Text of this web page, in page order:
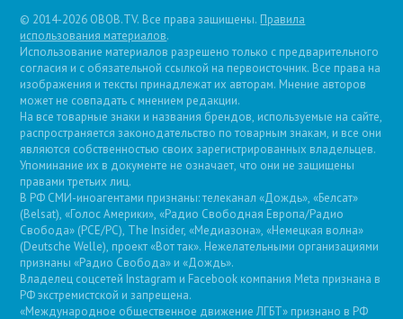
© 2014-2026 OBOB.TV. Все права защищены. Правила
использования материалов.
Использование материалов разрешено только с предварительного
согласия и с обязательной ссылкой на первоисточник. Все права на
изображения и тексты принадлежат их авторам. Мнение авторов
может не совпадать с мнением редакции.
На все товарные знаки и названия брендов, используемые на сайте,
распространяется законодательство по товарным знакам, и все они
являются собственностью своих зарегистрированных владельцев.
Упоминание их в документе не означает, что они не защищены
правами третьих лиц.
В РФ СМИ-иноагентами признаны: телеканал «Дождь», «Белсат»
(Belsat), «Голос Америки», «Радио Свободная Европа/Радио
Свобода» (PCE/PC), The Insider, «Медиазона», «Немецкая волна»
(Deutsche Welle), проект «Вот так». Нежелательными организациями
признаны «Радио Свобода» и «Дождь».
Владелец соцсетей Instagram и Facebook компания Metа признана в
РФ экстремистской и запрещена.
«Международное общественное движение ЛГБТ» признано в РФ